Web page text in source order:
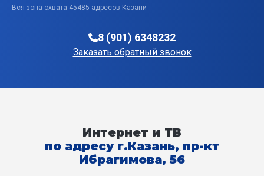
Вся зона охвата 45485 адресов Казани
8 (901) 6348232
Заказать обратный звонок
Интернет и ТВ
по адресу г.Казань, пр-кт
Ибрагимова, 56